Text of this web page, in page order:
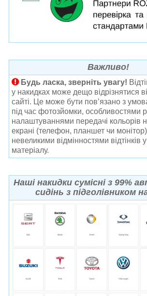
Важливо!
Будь ласка, зверніть увагу!
у накидках може дещо відрізнятися
сайті. Це може бути пов’язано з
під час фотозйомки, особливостями
налаштуваннями передачі кольорів
екрані (телефон, планшет чи
невеликими відмінностями відтінків
матеріалу.
Наші накидки сумісні з 99%
сидінь з підголівником